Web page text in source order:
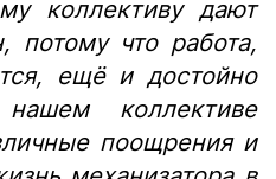
коллективу дают
потому что работа,
ещё и достойно
коллективе
поощрения и